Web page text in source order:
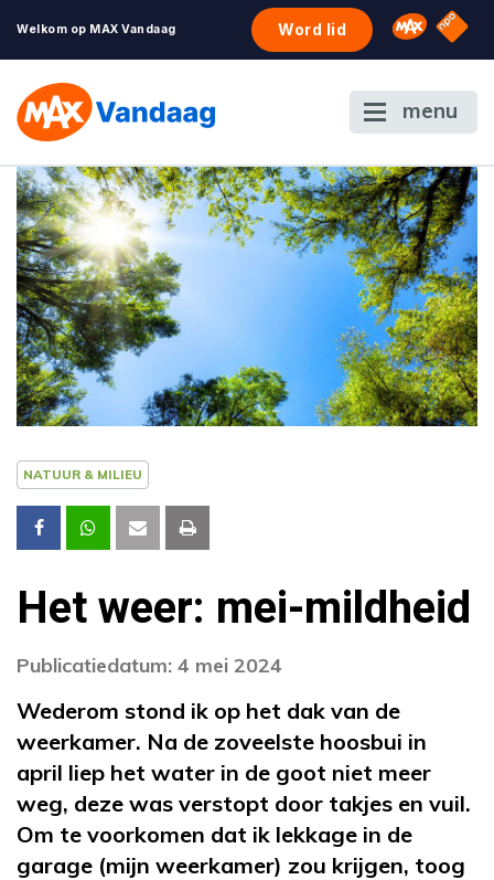
Welkom op MAX Vandaag Word lid Omroep
NPO
menu
NATUUR & MILIEU
Het weer: mei-mildheid
Publicatiedatum: 4 mei 2024
Wederom stond ik op het dak van de
weerkamer. Na de zoveelste hoosbui in
april liep het water in de goot niet meer
weg, deze was verstopt door takjes en vuil.
Om te voorkomen dat ik lekkage in de
garage (mijn weerkamer) zou krijgen, toog